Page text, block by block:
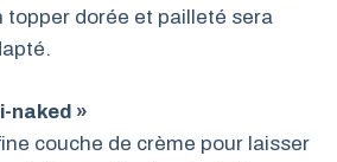
topper dorée et pailleté sera
naked »
couche de crème pour laisser